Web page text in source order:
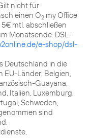
nicht für
einen O2 my Office
mtl. abschließen
Monatsende. DSL-
e-shop/dsl-
Deutschland in die
EU-Länder: Belgien,
Guayana,
Italien, Luxemburg,
Schweden,
sind